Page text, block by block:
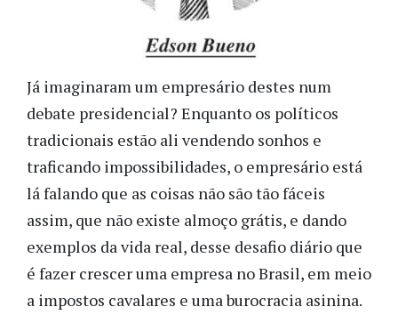
Já imaginaram um empresário destes num
debate presidencial? Enquanto os políticos
tradicionais estão ali vendendo sonhos e
traficando impossibilidades, o empresário está
lá falando que as coisas não são tão fáceis
assim, que não existe almoço grátis, e dando
exemplos da vida real, desse desafio diário que
é fazer crescer uma empresa no Brasil, em meio
a impostos cavalares e uma burocracia asinina.